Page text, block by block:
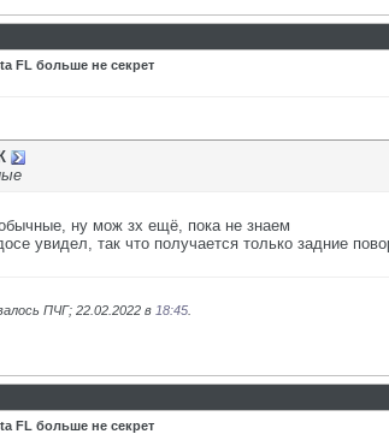
FL больше не секрет
ну мож зх ещё, пока не знаем
увидел, так что получается только задние
ПЧГ; 22.02.2022 в 18:45
FL больше не секрет